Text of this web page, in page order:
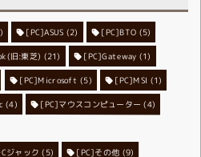
[PC]ASUS (2) [PC]BTO (5)
旧:東芝) (21) [PC]Gateway (1)
[PC]Microsoft (5) [PC]MSI (1)
(4) [PC]マウスコンピューター (4)
ジャック (5) [PC]その他 (9)